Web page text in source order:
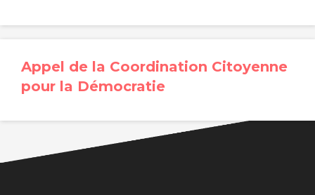
Appel de la Coordination Citoyenne
pour la Démocratie